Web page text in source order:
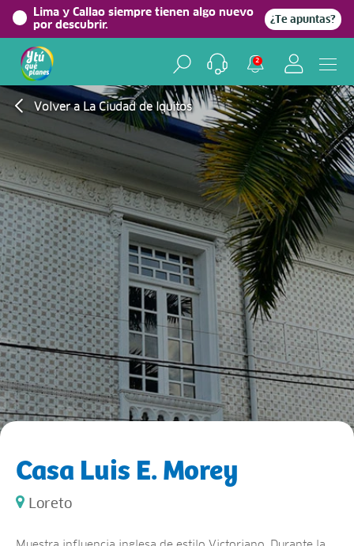
Lima y Callao siempre tienen algo nuevo
por descubrir.
¿Te apuntas?
2
Volver a La Ciudad de Iquitos
Casa Luis E. Morey
Loreto